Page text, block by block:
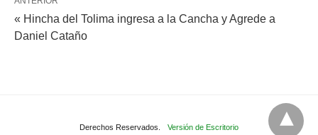
« Hincha del Tolima ingresa a la Cancha y Agrede a
Daniel Cataño
Derechos Reservados. Versión de Escritorio